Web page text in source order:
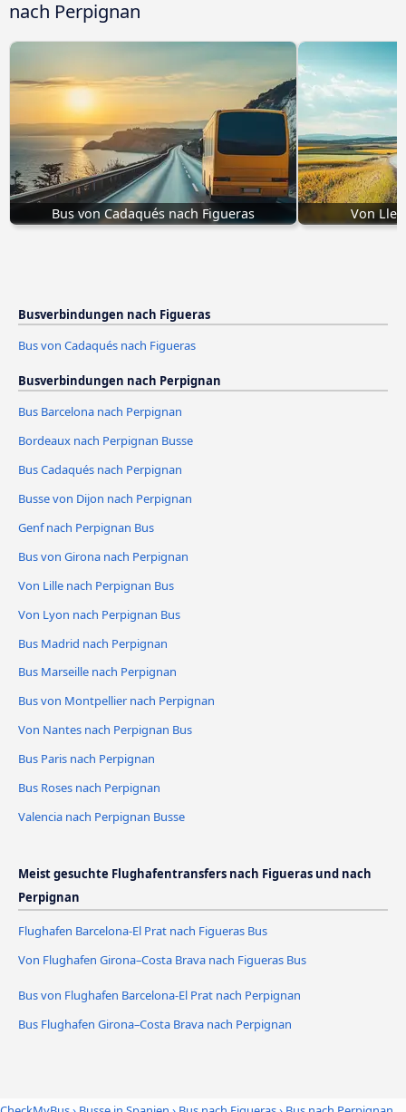
nach Perpignan
Bus von Cadaqués nach Figueras Von
Busverbindungen nach Figueras
Bus von Cadaqués nach Figueras
Busverbindungen nach Perpignan
Bus Barcelona nach Perpignan
Bordeaux nach Perpignan Busse
Bus Cadaqués nach Perpignan
Busse von Dijon nach Perpignan
Genf nach Perpignan Bus
Bus von Girona nach Perpignan
Von Lille nach Perpignan Bus
Von Lyon nach Perpignan Bus
Bus Madrid nach Perpignan
Bus Marseille nach Perpignan
Bus von Montpellier nach Perpignan
Von Nantes nach Perpignan Bus
Bus Paris nach Perpignan
Bus Roses nach Perpignan
Valencia nach Perpignan Busse
Meist gesuchte Flughafentransfers nach Figueras und nach
Perpignan
Flughafen Barcelona-El Prat nach Figueras Bus
Von Flughafen Girona–Costa Brava nach Figueras Bus
Bus von Flughafen Barcelona-El Prat nach Perpignan
Bus Flughafen Girona–Costa Brava nach Perpignan